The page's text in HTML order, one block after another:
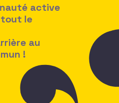
active
le
au
!